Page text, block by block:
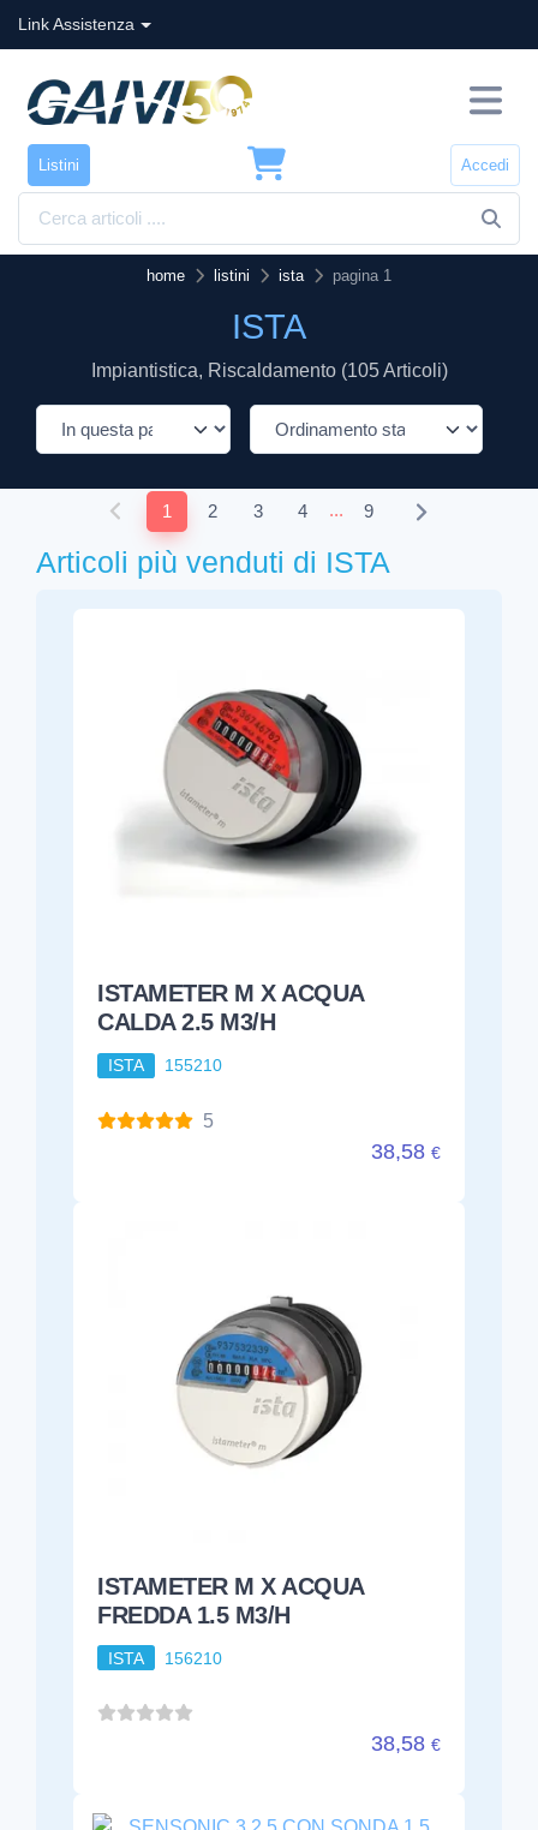
Link Assistenza
Listini Accedi
home listini ista pagina 1
ISTA
Impiantistica, Riscaldamento (105 Articoli)
1 2 3 4 ... 9
Articoli più venduti di ISTA
ISTAMETER M X ACQUA
CALDA 2.5 M3/H
ISTA 155210
5
38,58 €
ISTAMETER M X ACQUA
FREDDA 1.5 M3/H
ISTA 156210
38,58 €